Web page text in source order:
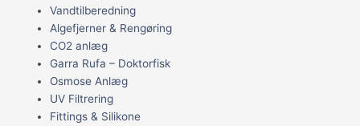
Vandtilberedning
Algefjerner & Rengøring
CO2 anlæg
Garra Rufa – Doktorfisk
Osmose Anlæg
UV Filtrering
Fittings & Silikone